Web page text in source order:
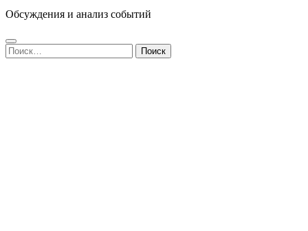
Обсуждения и анализ событий
Найти: